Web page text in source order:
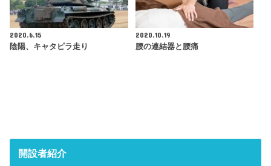
2020.6.15
陰陽、キャタピラ走り
2020.10.19
腰の連結器と腰痛
開設者紹介